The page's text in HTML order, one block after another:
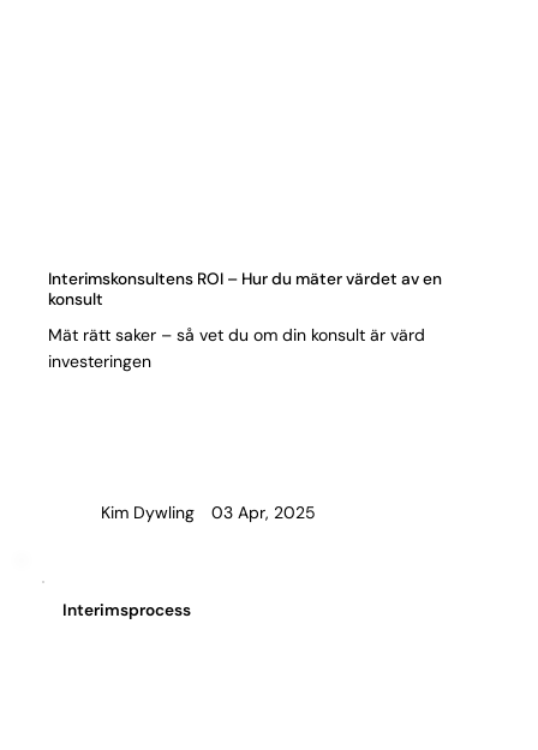
Kim Dywling 03 Apr, 2025
Interimskonsultens ROI – Hur du mäter värdet av en
konsult
Mät rätt saker – så vet du om din konsult är värd
investeringen
Interimsprocess